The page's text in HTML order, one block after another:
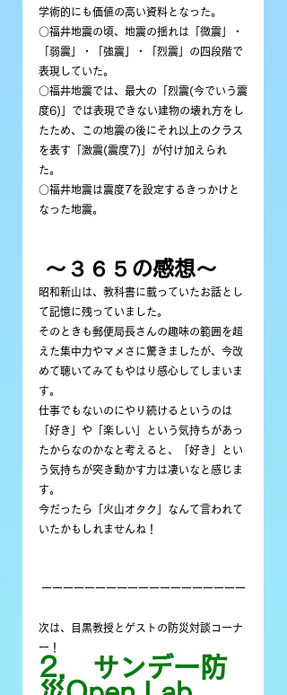
学術的にも価値の高い資料となった。
○福井地震の頃、地震の揺れは「微震」・
「弱震」・「強震」・「烈震」の四段階で
表現していた。
○福井地震では、最大の「烈震(今でいう震
度6)」では表現できない建物の壊れ方をし
たため、この地震の後にそれ以上のクラス
を表す「激震(震度7)」が付け加えられ
た。
○福井地震は震度7を設定するきっかけと
なった地震。
〜３６５の感想〜
昭和新山は、教科書に載っていたお話とし
て記憶に残っていました。
そのときも郵便局長さんの趣味の範囲を超
えた集中力やマメさに驚きましたが、今改
めて聴いてみてもやはり感心してしまいま
す。
仕事でもないのにやり続けるというのは
「好き」や「楽しい」という気持ちがあっ
たからなのかなと考えると、「好き」とい
う気持ちが突き動かす力は凄いなと感じま
す。
今だったら「火山オタク」なんて言われて
いたかもしれませんね！
ーーーーーーーーーーーーーーーーーーー
次は、目黒教授とゲストの防災対談コーナ
ー！
2． サンデー防